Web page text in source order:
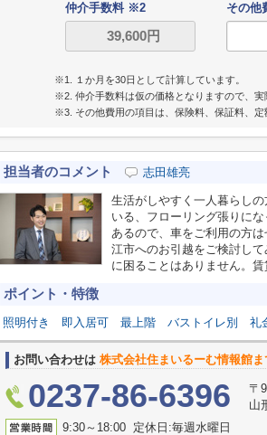
仲介手数料 ※2
その
※1. １か月を30日として計算しています。
※2. 仲介手数料は仮の価格となりますので、実
※3. その他費用の項目は、保険料、保証料、定
担当者のコメント 志田雄亮
生活がしやすく一人暮らし
いる、フローリング張りに
あるので、車をご利用の方
江市へのお引越をご検討し
に困ることはありません。
ポイント・特徴
照明付き 即入居可 最上階 バストイレ別 礼
お問い合わせは 株式会社住まいるーむ情報館ま
0237-86-6396
〒
山
9:30～18:00 定休日:毎週水曜日